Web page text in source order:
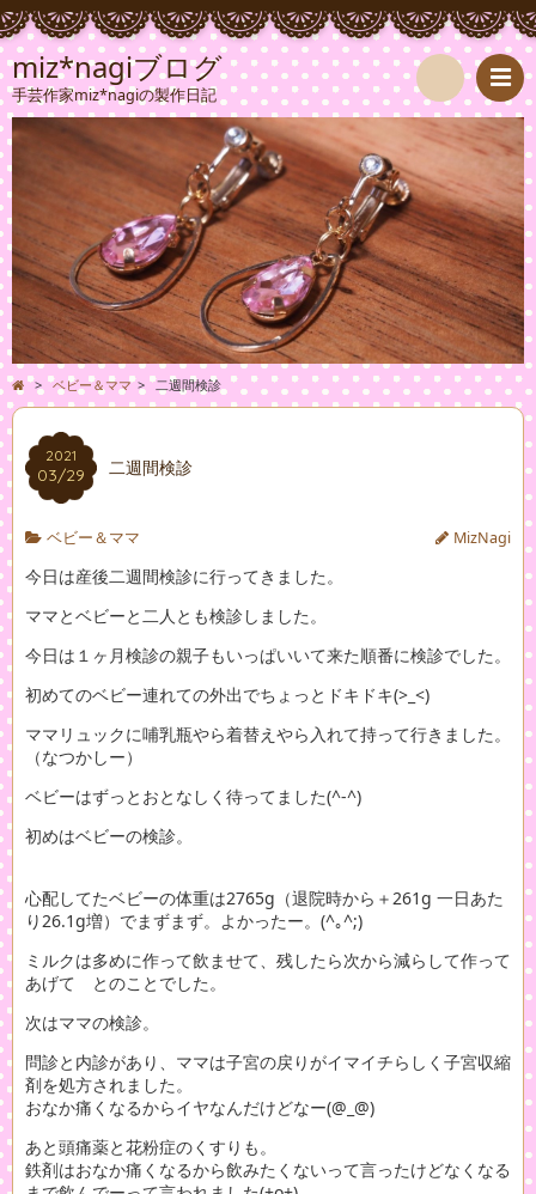
miz*nagiブログ
手芸作家miz*nagiの製作日記
検
索
> ベビー＆ママ > 二週間検診
2021
03/29 二週間検診
ベビー＆ママ MizNagi
今日は産後二週間検診に行ってきました。
ママとベビーと二人とも検診しました。
今日は１ヶ月検診の親子もいっぱいいて来た順番に検診でした。
初めてのベビー連れての外出でちょっとドキドキ(>_<)
ママリュックに哺乳瓶やら着替えやら入れて持って行きました。
（なつかしー）
ベビーはずっとおとなしく待ってました(^-^)
初めはベビーの検診。
心配してたベビーの体重は2765g（退院時から＋261g 一日あた
り26.1g増）でまずまず。よかったー。(^｡^;)
ミルクは多めに作って飲ませて、残したら次から減らして作って
あげて とのことでした。
次はママの検診。
問診と内診があり、ママは子宮の戻りがイマイチらしく子宮収縮
剤を処方されました。
おなか痛くなるからイヤなんだけどなー(@_@)
あと頭痛薬と花粉症のくすりも。
鉄剤はおなか痛くなるから飲みたくないって言ったけどなくなる